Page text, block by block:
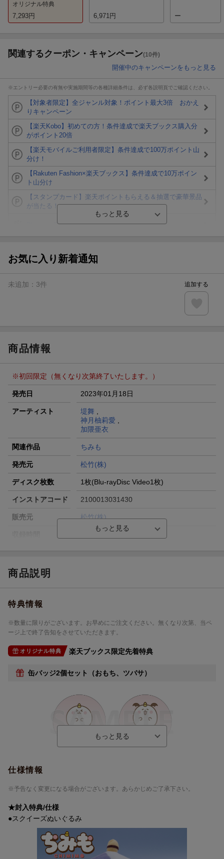
オリジナル特典
7,293円 6,971円 ー
関連するクーポン・キャンペーン(10件)
開催中のキャンペーンをもっと見る
※エントリー必要の有無や実施期間等の各種詳細条件は、必ず各説明頁でご確認ください。
【対象者限定】全ジャンル対象！ポイント最大3倍 おかえ
りキャンペーン
【楽天Kobo】初めての方！条件達成で楽天ブックス購入分
がポイント20倍
【楽天モバイルご利用者限定】条件達成で100万ポイント山
分け！
【Rakuten Fashion×楽天ブックス】条件達成で10万ポイン
ト山分け
【スタンプカード】楽天ポイントもらえる＆抽選で豪華景品
が当たる！
Blu-ray・DVDセール・お買い得情報
ラン）が当たる！
条件達成で楽天限定・宝塚歌劇 宙組貸切公演ペアチケット
エントリー＆条件達成で『鬼滅の刃』オリジナルきんちゃく
お気に入り新着通知
未追加： 3件 追加する
商品情報
※初回限定（無くなり次第終了いたします。）
発売日 2023年01月18日
アーティスト 堤舞 ,
神月柚莉愛 ,
加隈亜衣
関連作品 ちみも
発売元 松竹(株)
ディスク枚数 1枚(Blu-rayDisc Video1枚)
インストアコード 2100013031430
販売元 松竹(株)
洋題
商品説明
特典情報
※数量に限りがございます。お早めにご注文ください。無くなり次第、当ペ
ージ上で終了告知をさせていただきます。
オリジナル特典 楽天ブックス限定先着特典
缶バッジ2個セット（おもち、ツバサ）
仕様情報
※予告なく変更になる場合がございます。あらかじめご了承下さい。
★封入特典/仕様
●スクイーズぬいぐるみ